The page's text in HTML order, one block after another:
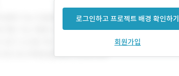
로그인하고 프로젝트 배경 확인하기
회원가입